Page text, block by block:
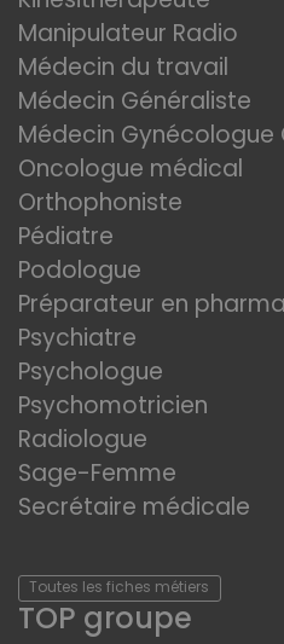
Manipulateur Radio
Médecin du travail
Médecin Généraliste
Médecin Gynécologue
Oncologue médical
Orthophoniste
Pédiatre
Podologue
Préparateur en
Psychiatre
Psychologue
Psychomotricien
Radiologue
Sage-Femme
Secrétaire médicale
Toutes les fiches métiers
TOP groupe